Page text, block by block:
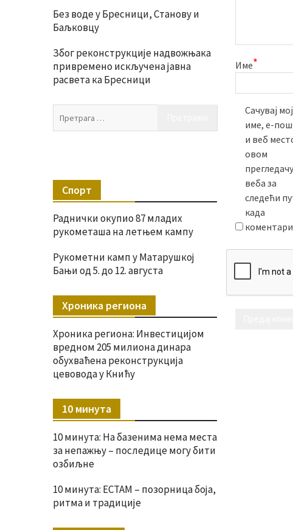
Име*
Сачувај
име, е-
и веб
овом
прегледачу
веба за
следећи
када
Без воде у Бресници, Станову и
Баљковцу
Због реконструкције надвожњака
привремено искључена јавна
расвета ка Бресници
Претрага
Спорт
Раднички окупио 87 младих
рукометаша на летњем кампу
Рукометни камп у Матарушкој
Бањи од 5. до 12. августа
Хроника региона
Хроника региона: Инвестицијом
вредном 205 милиона динара
обухваћена реконструкција
цевовода у Книћу
10 минута
10 минута: На базенима нема места
за непажњу – последице могу бити
озбиљне
10 минута: ЕСТАМ – позорница боја,
ритма и традиције